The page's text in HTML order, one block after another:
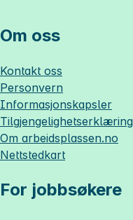
Om oss
Kontakt oss
Personvern
Informasjonskapsler
Tilgjengelighetserklæring
Om arbeidsplassen.no
Nettstedkart
For jobbsøkere